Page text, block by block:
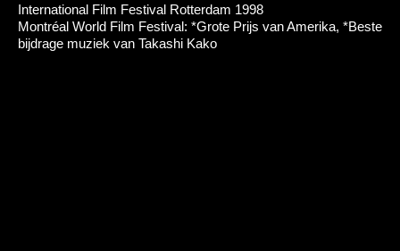
International Film Festival Rotterdam 1998
Montréal World Film Festival: *Grote Prijs van Amerika, *Beste
bijdrage muziek van Takashi Kako